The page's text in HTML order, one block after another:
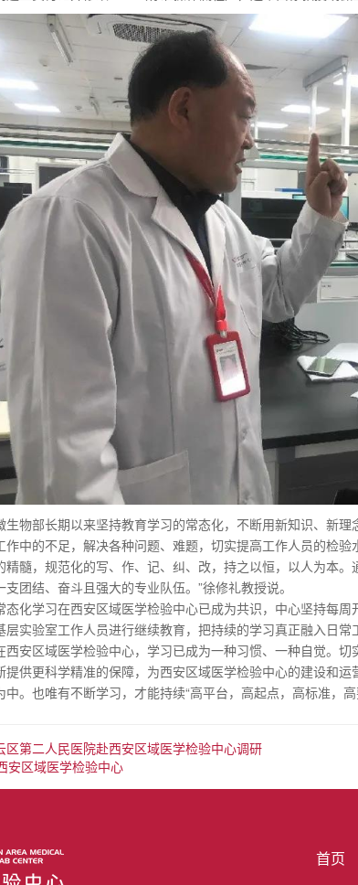
生物部长期以来坚持教育学习的常态化，不断用新知识、新
作中的不足，解决各种问题、难题，切实提高工作人员的检
精髓，规范化的写、作、记、纠、改，持之以恒，以人为本
支团结、奋斗且强大的专业队伍。”徐修礼教授说。
态化学习在西安区域医学检验中心已成为共识，中心坚持每
层实验室工作人员进行继续教育，把持续的学习真正融入日常
西安区域医学检验中心，学习已成为一种习惯、一种自觉。
提供更科学精准的保障，为西安区域医学检验中心的建设和
中。也唯有不断学习，才能持续“高平台，高起点，高标准，
区第二人民医院赴西安区域医学检验中心调研
安区域医学检验中心
首页